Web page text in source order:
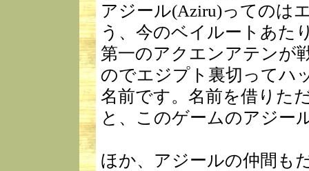
アジール(Aziru)ってのは
う、今のベイルートあた
第一のアクエンアテンが
のでエジプト裏切ってハ
名前です。名前を借りた
と、このゲームのアジー
ほか、アジールの仲間も